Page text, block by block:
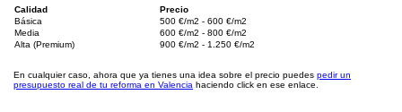
Calidad
Precio
Básica
500 €/m2 - 600 €/m2
Media
600 €/m2 - 800 €/m2
Alta (Premium)
900 €/m2 - 1.250 €/m2
En cualquier caso, ahora que ya tienes una idea sobre el precio puedes pedir un
presupuesto real de tu reforma en Valencia haciendo click en ese enlace.